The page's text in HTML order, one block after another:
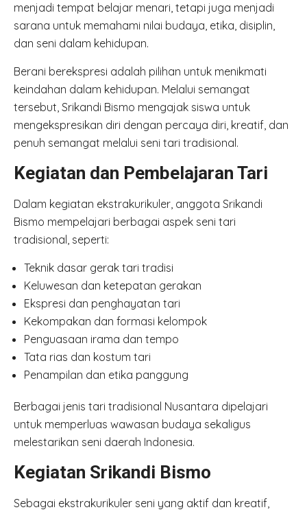
menjadi tempat belajar menari, tetapi juga menjadi
sarana untuk memahami nilai budaya, etika, disiplin,
dan seni dalam kehidupan.
Berani berekspresi adalah pilihan untuk menikmati
keindahan dalam kehidupan. Melalui semangat
tersebut, Srikandi Bismo mengajak siswa untuk
mengekspresikan diri dengan percaya diri, kreatif, dan
penuh semangat melalui seni tari tradisional.
Kegiatan dan Pembelajaran Tari
Dalam kegiatan ekstrakurikuler, anggota Srikandi
Bismo mempelajari berbagai aspek seni tari
tradisional, seperti:
Teknik dasar gerak tari tradisi
Keluwesan dan ketepatan gerakan
Ekspresi dan penghayatan tari
Kekompakan dan formasi kelompok
Penguasaan irama dan tempo
Tata rias dan kostum tari
Penampilan dan etika panggung
Berbagai jenis tari tradisional Nusantara dipelajari
untuk memperluas wawasan budaya sekaligus
melestarikan seni daerah Indonesia.
Kegiatan Srikandi Bismo
Sebagai ekstrakurikuler seni yang aktif dan kreatif,